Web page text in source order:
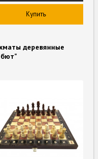
Купить
деревянные